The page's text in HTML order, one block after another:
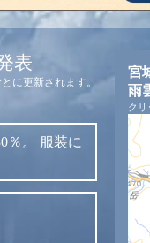
表
に更新されます。
％。
服装に
宮
雨
クリ